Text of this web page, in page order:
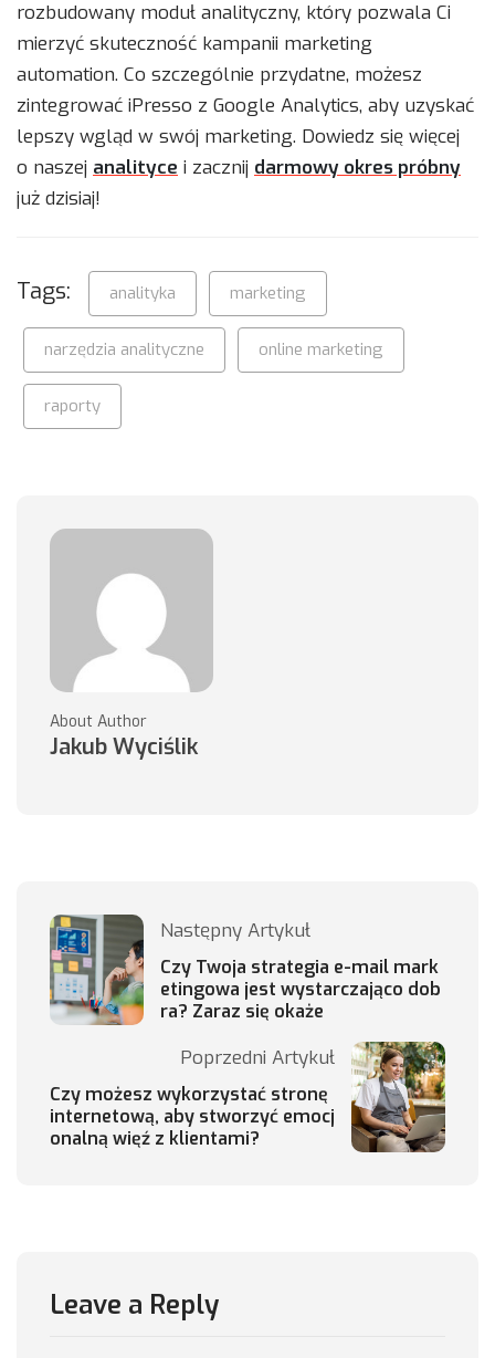
rozbudowany moduł analityczny, który pozwala Ci
mierzyć skuteczność kampanii marketing
automation. Co szczególnie przydatne, możesz
zintegrować iPresso z Google Analytics, aby uzyskać
lepszy wgląd w swój marketing. Dowiedz się więcej
o naszej analityce i zacznij darmowy okres próbny
już dzisiaj!
Tags: analityka marketing
narzędzia analityczne online marketing
raporty
About Author
Jakub Wyciślik
Następny Artykuł
Czy Twoja strategia e-mail mark
etingowa jest wystarczająco dob
ra? Zaraz się okaże
Poprzedni Artykuł
Czy możesz wykorzystać stronę
internetową, aby stworzyć emocj
onalną więź z klientami?
Leave a Reply